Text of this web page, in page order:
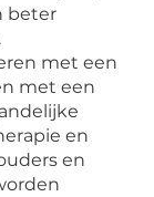
beter
met een
met een
en
en